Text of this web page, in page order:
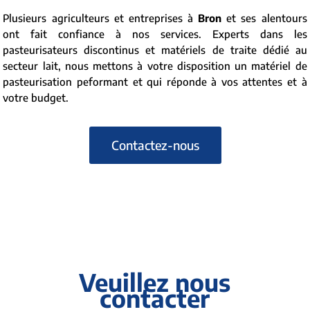
Plusieurs agriculteurs et entreprises à Bron et ses alentours
ont fait confiance à nos services. Experts dans les
pasteurisateurs discontinus et matériels de traite dédié au
secteur lait, nous mettons à votre disposition un matériel de
pasteurisation peformant et qui réponde à vos attentes et à
votre budget.
Contactez-nous
Veuillez nous
contacter